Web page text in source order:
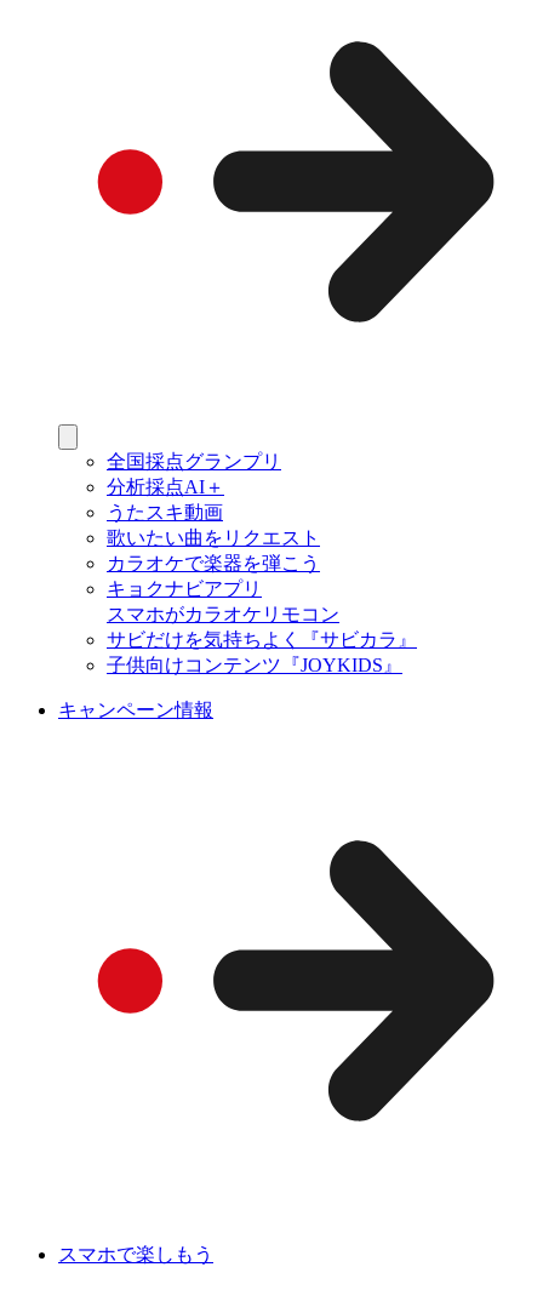
全国採点グランプリ
分析採点AI＋
うたスキ動画
歌いたい曲をリクエスト
カラオケで楽器を弾こう
キョクナビアプリ
スマホがカラオケリモコン
サビだけを気持ちよく『サビカラ』
子供向けコンテンツ『JOYKIDS』
キャンペーン情報
スマホで楽しもう